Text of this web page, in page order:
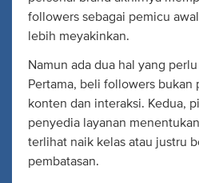
followers sebagai pemicu
lebih meyakinkan.
Namun ada dua hal yang
Pertama, beli followers bukan
konten dan interaksi. Kedua,
penyedia layanan
terlihat naik kelas atau justru
pembatasan.